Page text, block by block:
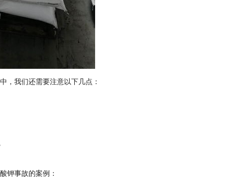
，我们还需要注意以下几点：
钾事故的案例：